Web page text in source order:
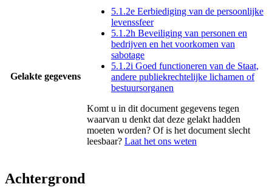
Gelakte gegevens
5.1.2e Eerbiediging van de persoonlijke
levenssfeer
5.1.2h Beveiliging van personen en
bedrijven en het voorkomen van
sabotage
5.1.2i Goed functioneren van de Staat,
andere publiekrechtelijke lichamen of
bestuursorganen
Komt u in dit document gegevens tegen
waarvan u denkt dat deze gelakt hadden
moeten worden? Of is het document slecht
leesbaar? Laat het ons weten
Achtergrond